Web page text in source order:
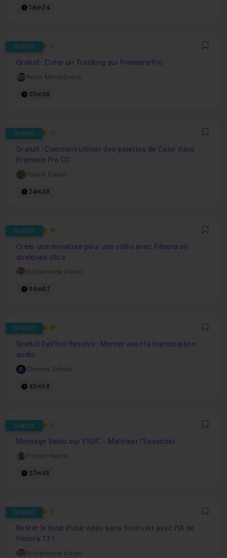
16m24
Gratuit
4.6666666666667
Gratuit : Créer un Tracking sur Premiere Pro
Kevin Mendiboure
05m38
Gratuit
4.8235294117647
Gratuit : Comment utiliser des palettes de Color dans
Premiere Pro CC
Pascal Gauch
24m38
Gratuit
5
Créer une miniature pour une vidéo avec Filmora en
quelques clics
Souléimane Aslam
04m07
Gratuit
5
Gratuit DaVInci Resolve : Monter avec la transcription
audio
Chroma School
43m18
Gratuit
4.8333333333333
Montage Vidéo sur VSDC - Maîtriser l'Essentiel
Florent Herve
37m48
Gratuit
4.8
Retirer le fond d'une vidéo sans fond vert avec l'IA de
Filmora 13 !
Souléimane Aslam